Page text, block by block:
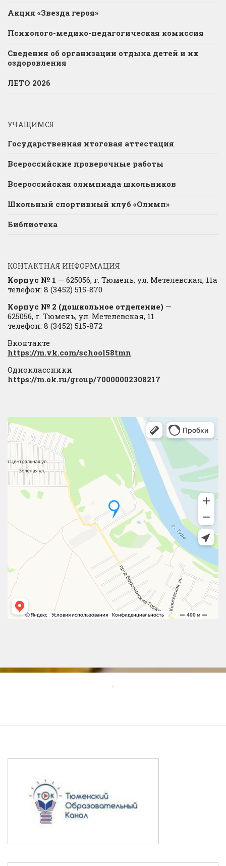
Акция «Звезда героя»
Психолого-медико-педагогическая комиссия
Сведения об организации отдыха детей и их
оздоровления
ЛЕТО 2026
УЧАЩИМСЯ
Государственная итоговая аттестация
Всероссийские проверочные работы
Всероссийская олимпиада школьников
Школьный спортивный клуб «Олимп»
Библиотека
КОНТАКТНАЯ ИНФОРМАЦИЯ
Корпус № 1 — 625056, г. Тюмень, ул. Метелевская, 11а
телефон: 8 (3452) 515-870
Корпус № 2 (дошкольное отделение) —
625056, г. Тюмень, ул. Метелевская, 11
телефон: 8 (3452) 515-872
Вконтакте
https://m.vk.com/school58tmn
Одноклассники
https://m.ok.ru/group/70000002308217